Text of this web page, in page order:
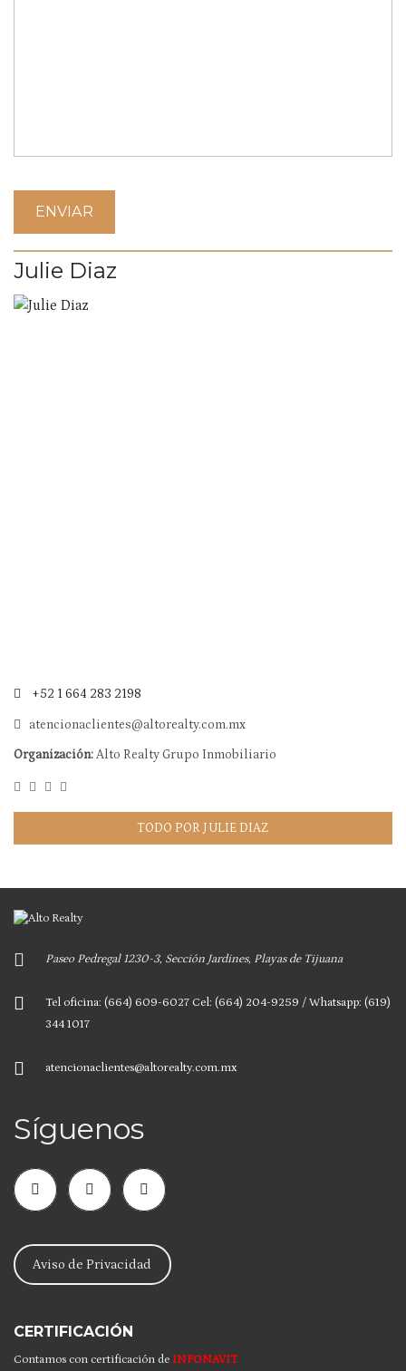
Julie Diaz
+52 1 664 283 2198
atencionaclientes@altorealty.com.mx
Organización:Alto Realty Grupo Inmobiliario
TODO POR JULIE DIAZ
Paseo Pedregal 1230-3, Sección Jardines, Playas de Tijuana
Tel oficina: (664) 609-6027 Cel: (664) 204-9259 / Whatsapp: (619)
344 1017
atencionaclientes@altorealty.com.mx
Síguenos
Aviso de Privacidad
CERTIFICACIÓN
Contamos con certificación de INFONAVIT